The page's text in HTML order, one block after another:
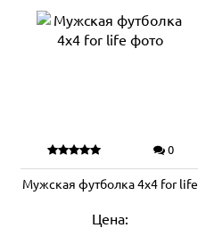
0
Мужская футболка 4х4 for life
Цена: